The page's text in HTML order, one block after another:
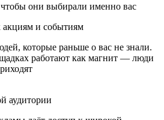
они выбирали именно вас
и событиям
которые раньше о вас не знали.
работают как магнит — люди
аудитории